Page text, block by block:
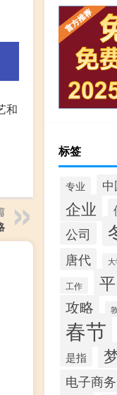
和
标签
专业
企业
公司
唐代
工作
攻略
春节
是指
电子商务